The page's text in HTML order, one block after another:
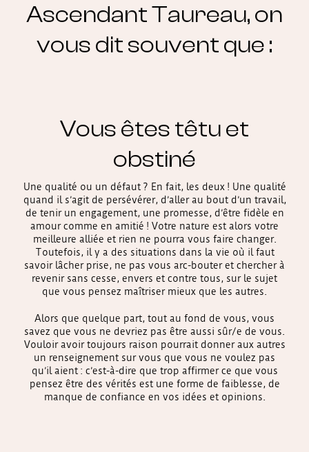
Ascendant Taureau, on
vous dit souvent que :
Vous êtes têtu et
obstiné
Une qualité ou un défaut ? En fait, les deux ! Une qualité
quand il s’agit de persévérer, d’aller au bout d’un travail,
de tenir un engagement, une promesse, d’être fidèle en
amour comme en amitié ! Votre nature est alors votre
meilleure alliée et rien ne pourra vous faire changer.
Toutefois, il y a des situations dans la vie où il faut
savoir lâcher prise, ne pas vous arc-bouter et chercher à
revenir sans cesse, envers et contre tous, sur le sujet
que vous pensez maîtriser mieux que les autres.
Alors que quelque part, tout au fond de vous, vous
savez que vous ne devriez pas être aussi sûr/e de vous.
Vouloir avoir toujours raison pourrait donner aux autres
un renseignement sur vous que vous ne voulez pas
qu’il aient : c’est-à-dire que trop affirmer ce que vous
pensez être des vérités est une forme de faiblesse, de
manque de confiance en vos idées et opinions.